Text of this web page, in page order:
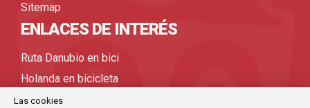
Sitemap
ENLACES DE INTERÉS
Ruta Danubio en bici
Holanda en bicicleta
Viajes bicicleta organizados
Las cookies